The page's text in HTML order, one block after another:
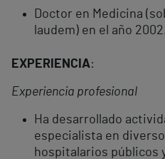
Doctor en Medicina
laudem) en el año
EXPERIENCIA:
Experiencia profesional
Ha desarrollado
especialista en
hospitalarios públicos